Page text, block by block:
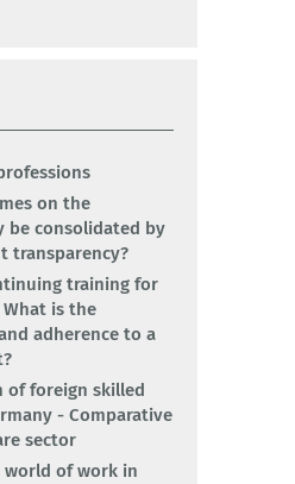
on the
be consolidated by
transparency?
training for
is the
adherence to a
of foreign skilled
- Comparative
sector
world of work in